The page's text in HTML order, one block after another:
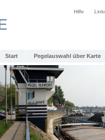
Hilfe
Start Pegelauswahl über Karte